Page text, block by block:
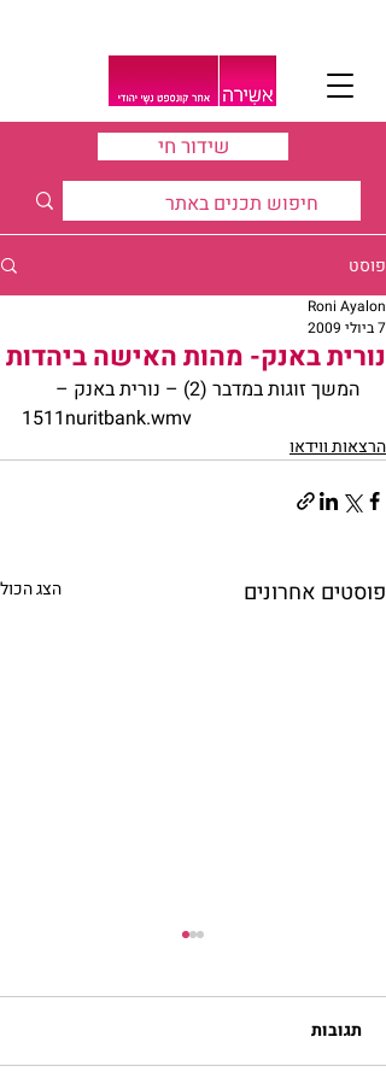
שידור חי
פוסט
נורית באנק- מהות האישה ביהדות
Roni Ayalon
7 ביולי 2009
1511nuritbank.wmv
הרצאות ווידאו
פוסטים אחרונים הצג הכול
תגובות